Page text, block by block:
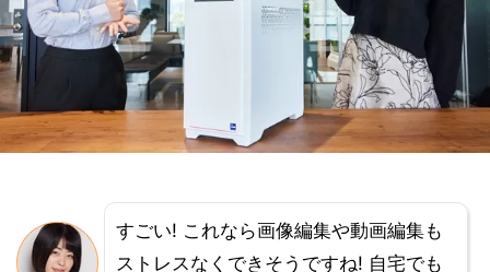
すごい! これなら画像編集や動画編集も
ストレスなくできそうですね! 自宅でも